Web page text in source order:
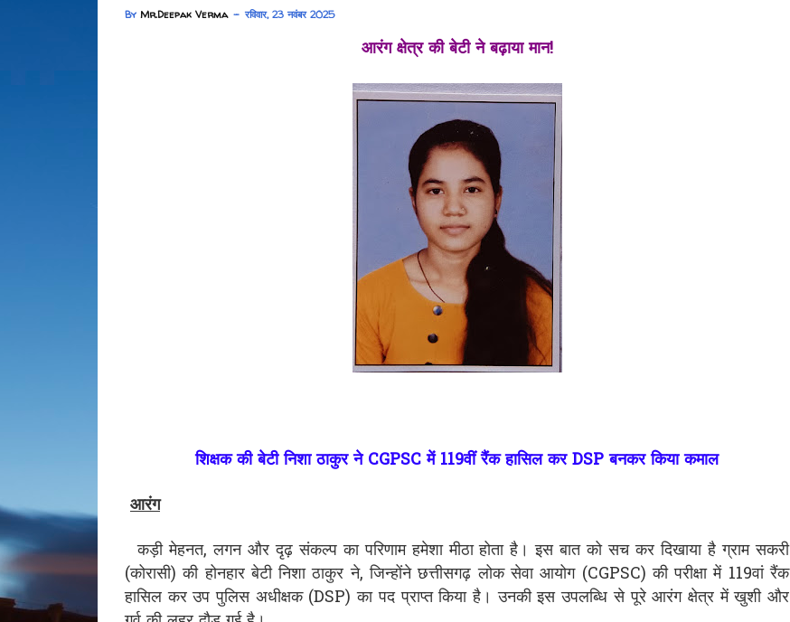
By Mr.Deepak Verma रविवार, 23 नवंबर 2025
आरंग क्षेत्र की बेटी ने बढ़ाया मान!
शिक्षक की बेटी निशा ठाकुर ने CGPSC में 119वीं रैंक हासिल कर DSP बनकर किया कमाल
आरंग
कड़ी मेहनत, लगन और दृढ़ संकल्प का परिणाम हमेशा मीठा होता है। इस बात को सच कर दिखाया है ग्राम सकरी
(कोरासी) की होनहार बेटी निशा ठाकुर ने, जिन्होंने छत्तीसगढ़ लोक सेवा आयोग (CGPSC) की परीक्षा में 119वां रैंक
हासिल कर उप पुलिस अधीक्षक (DSP) का पद प्राप्त किया है। उनकी इस उपलब्धि से पूरे आरंग क्षेत्र में खुशी और